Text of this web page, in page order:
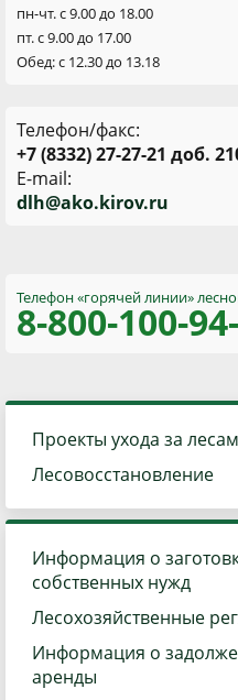
пн-чт. с 9.00 до 18.00
пт. с 9.00 до 17.00
Обед: с 12.30 до 13.18
Телефон/факс:
+7 (8332) 27-27-21 доб.
E-mail:
dlh@ako.kirov.ru
Телефон «горячей линии»
8-800-100-
Проекты ухода за
Лесовосстановление
Информация о
собственных нужд
Лесохозяйственные
Информация о
аренды